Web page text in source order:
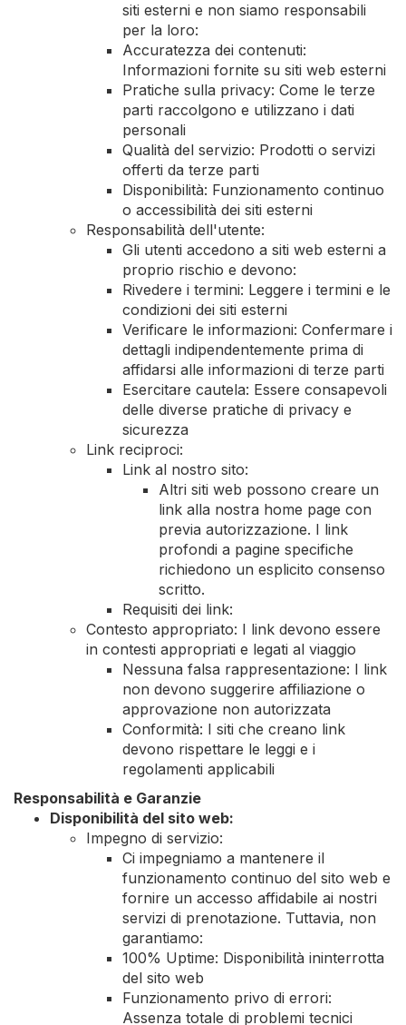
siti esterni e non siamo responsabili
per la loro:
Accuratezza dei contenuti:
Informazioni fornite su siti web esterni
Pratiche sulla privacy: Come le terze
parti raccolgono e utilizzano i dati
personali
Qualità del servizio: Prodotti o servizi
offerti da terze parti
Disponibilità: Funzionamento continuo
o accessibilità dei siti esterni
Responsabilità dell'utente:
Gli utenti accedono a siti web esterni a
proprio rischio e devono:
Rivedere i termini: Leggere i termini e le
condizioni dei siti esterni
Verificare le informazioni: Confermare i
dettagli indipendentemente prima di
affidarsi alle informazioni di terze parti
Esercitare cautela: Essere consapevoli
delle diverse pratiche di privacy e
sicurezza
Link reciproci:
Link al nostro sito:
Altri siti web possono creare un
link alla nostra home page con
previa autorizzazione. I link
profondi a pagine specifiche
richiedono un esplicito consenso
scritto.
Requisiti dei link:
Contesto appropriato: I link devono essere
in contesti appropriati e legati al viaggio
Nessuna falsa rappresentazione: I link
non devono suggerire affiliazione o
approvazione non autorizzata
Conformità: I siti che creano link
devono rispettare le leggi e i
regolamenti applicabili
Responsabilità e Garanzie
Disponibilità del sito web:
Impegno di servizio:
Ci impegniamo a mantenere il
funzionamento continuo del sito web e
fornire un accesso affidabile ai nostri
servizi di prenotazione. Tuttavia, non
garantiamo:
100% Uptime: Disponibilità ininterrotta
del sito web
Funzionamento privo di errori:
Assenza totale di problemi tecnici